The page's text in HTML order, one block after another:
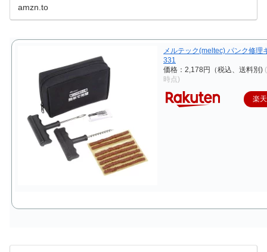
amzn.to
メルテック(meltec) パンク修理
331
価格：2,178円（税込、送料別)
時点)
楽